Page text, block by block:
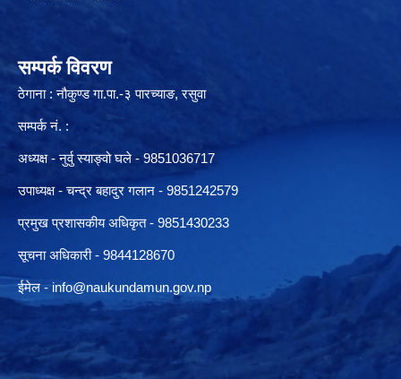
सम्पर्क विवरण
ठेगाना : नौकुण्ड गा.पा.-३ पारच्याङ, रसुवा
सम्पर्क नं. :
अध्यक्ष - नुर्वु स्याङ्वो घले - 9851036717
उपाध्यक्ष - चन्द्र बहादुर गलान - 9851242579
प्रमुख प्रशासकीय अधिकृत - 9851430233
सूचना अधिकारी - 9844128670
ईमेल -info@naukundamun.gov.np